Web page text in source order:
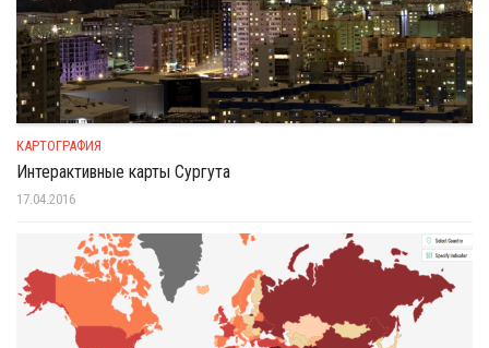
КАРТОГРАФИЯ
Интерактивные карты Сургута
17.04.2016